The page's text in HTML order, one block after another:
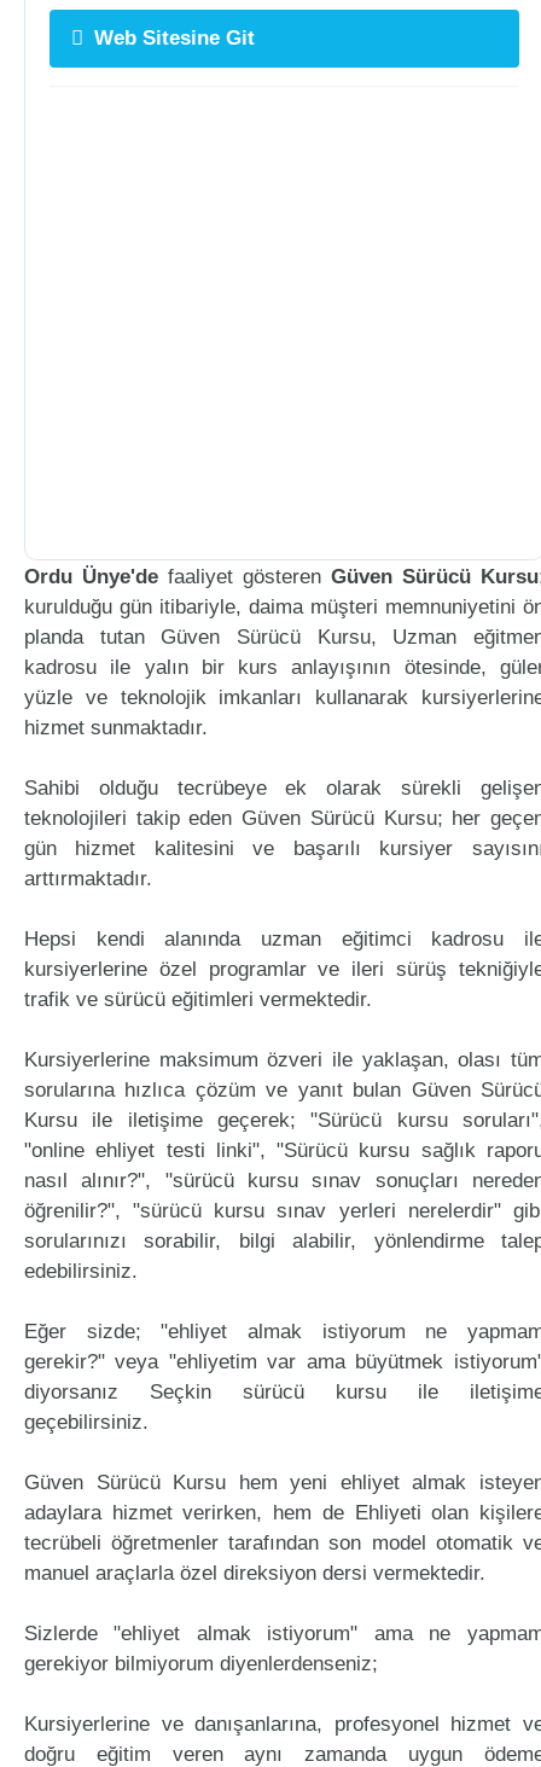
Web Sitesine Git
Ordu Ünye'de faaliyet gösteren Güven Sürücü Kursu
kurulduğu gün itibariyle, daima müşteri memnuniyetini
planda tutan Güven Sürücü Kursu, Uzman
kadrosu ile yalın bir kurs anlayışının ötesinde,
yüzle ve teknolojik imkanları kullanarak
hizmet sunmaktadır.
Sahibi olduğu tecrübeye ek olarak sürekli
teknolojileri takip eden Güven Sürücü Kursu; her
gün hizmet kalitesini ve başarılı kursiyer
arttırmaktadır.
Hepsi kendi alanında uzman eğitimci kadrosu
kursiyerlerine özel programlar ve ileri sürüş
trafik ve sürücü eğitimleri vermektedir.
Kursiyerlerine maksimum özveri ile yaklaşan, olası
sorularına hızlıca çözüm ve yanıt bulan Güven
Kursu ile iletişime geçerek; "Sürücü kursu
"online ehliyet testi linki", "Sürücü kursu sağlık
nasıl alınır?", "sürücü kursu sınav sonuçları
öğrenilir?", "sürücü kursu sınav yerleri nerelerdir"
sorularınızı sorabilir, bilgi alabilir, yönlendirme
edebilirsiniz.
Eğer sizde; "ehliyet almak istiyorum ne
gerekir?" veya "ehliyetim var ama büyütmek
diyorsanız Seçkin sürücü kursu ile
geçebilirsiniz.
Güven Sürücü Kursu hem yeni ehliyet almak
adaylara hizmet verirken, hem de Ehliyeti olan
tecrübeli öğretmenler tarafından son model otomatik
manuel araçlarla özel direksiyon dersi vermektedir.
Sizlerde "ehliyet almak istiyorum" ama ne
gerekiyor bilmiyorum diyenlerdenseniz;
Kursiyerlerine ve danışanlarına, profesyonel hizmet
doğru eğitim veren aynı zamanda uygun